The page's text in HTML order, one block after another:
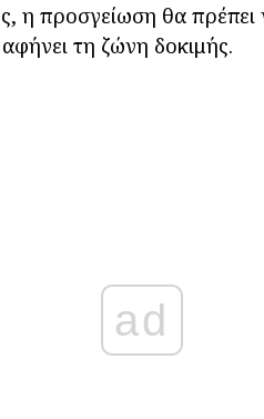
η προσγείωση θα πρέπει
τη ζώνη δοκιμής.
ad